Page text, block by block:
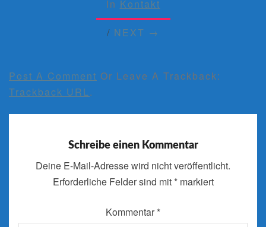
In Kontakt
/ NEXT →
Post A Comment Or Leave A Trackback:
Trackback URL.
Schreibe einen Kommentar
Deine E-Mail-Adresse wird nicht veröffentlicht.
Erforderliche Felder sind mit *markiert
Kommentar *